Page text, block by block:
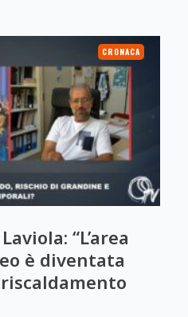
CRONACA
“L’area
è diventata